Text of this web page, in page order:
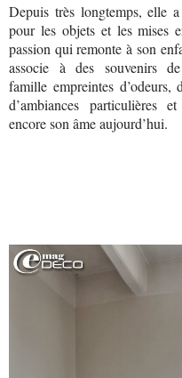
Depuis très longtemps, elle
pour les objets et les mises
passion qui remonte à son
associe à des souvenirs
famille empreintes d’odeurs,
d’ambiances particulières
encore son âme aujourd’hui.